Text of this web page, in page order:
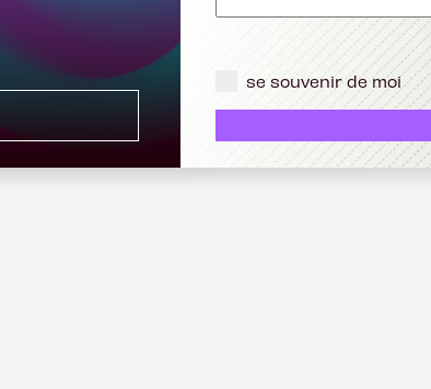
se souvenir de moi